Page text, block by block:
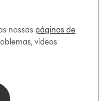
nossas páginas de
vídeos